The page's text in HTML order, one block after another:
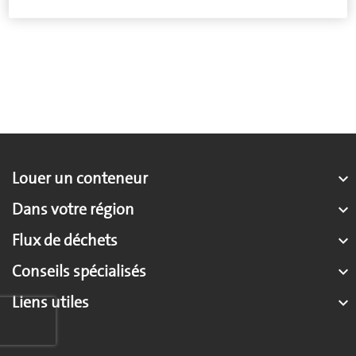
Louer un conteneur 
Dans votre région 
Flux de déchets 
Conseils spécialisés 
Liens utiles 